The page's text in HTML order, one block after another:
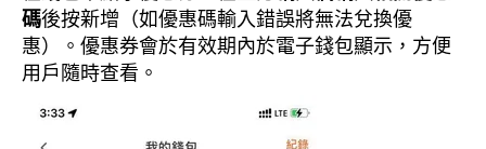
碼後按新增（如優惠碼輸入錯誤將無法兌換優
惠）。優惠券會於有效期內於電子錢包顯示，方便
用戶隨時查看。